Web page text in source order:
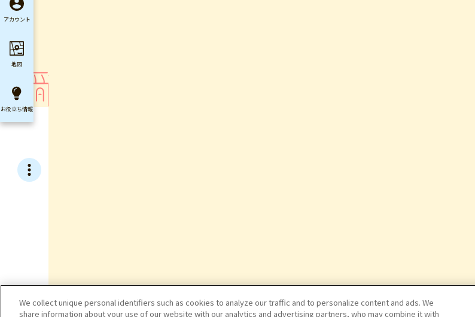
アカウント
地図
お役立ち情報
We collect unique personal identifiers such as cookies to analyze our traffic and to personalize content and ads. We
share information about your use of our website with our analytics and advertising partners, who may combine it with